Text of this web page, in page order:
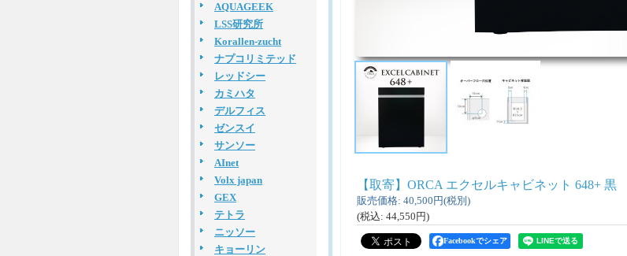
AQUAGEEK
LSS研究所
Korallen-zucht
ナプコリミテッド
レッドシー
カミハタ
デルフィス
ゼンスイ
サンソー
AInet
Volx japan
GEX
テトラ
ニッソー
キョーリン
【取寄】ORCA エクセルキャビネット 648+ 黒
販売価格: 40,500円(税別)
(税込: 44,550円)
Facebookでシェア